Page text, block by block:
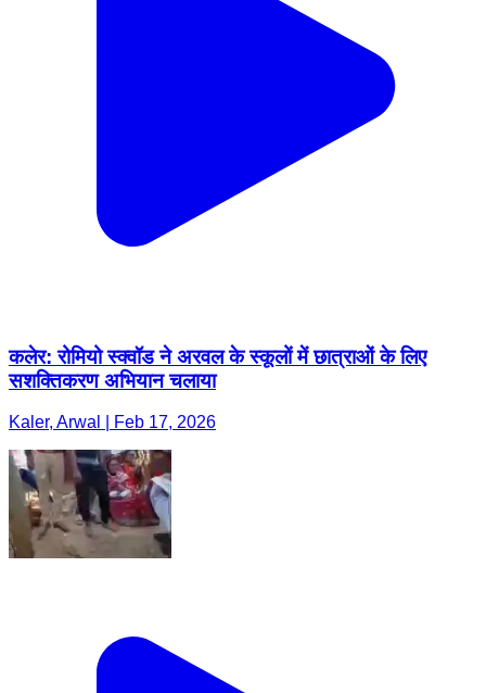
कलेर: रोमियो स्क्वॉड ने अरवल के स्कूलों में छात्राओं के लिए
सशक्तिकरण अभियान चलाया
Kaler, Arwal | Feb 17, 2026